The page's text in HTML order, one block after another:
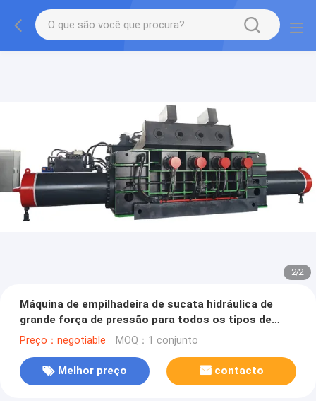
2/2
Máquina de empilhadeira de sucata hidráulica de
grande força de pressão para todos os tipos de
resíduos metálicos
Preço：negotiable MOQ：1 conjunto
Melhor preço contacto